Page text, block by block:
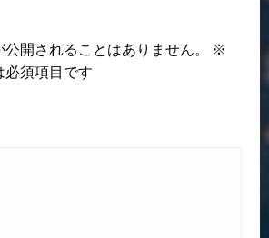
開されることはありません。
※
必須項目です